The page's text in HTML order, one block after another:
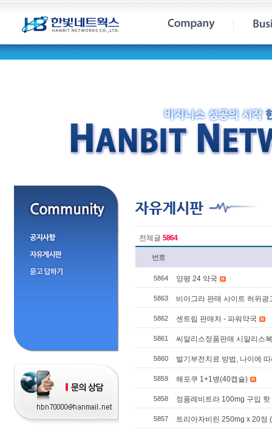
전체글 5864
번호
5864 양평 24 약국
5863 비아그라 판매 사이트 허위
5862 센트립 판매처 - 파워약국
5861 씨알리스정품판매 시알리스
5860 발기부전치료 방법, 나이에
5859 해포쿠 1+1병(40캡슐)
5858 정품레비트라 100mg 구입
5857 트리아자비린 250mg x 20정